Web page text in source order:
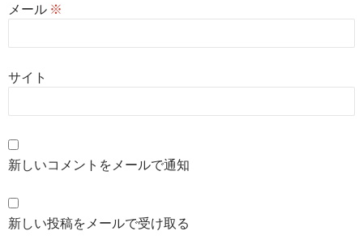
メール ※
サイト
新しいコメントをメールで通知
新しい投稿をメールで受け取る